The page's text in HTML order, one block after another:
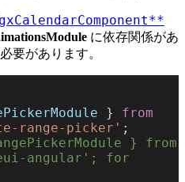
に依存関係があ
要があります。
} from
range-picker' ;
} from
angular'; for